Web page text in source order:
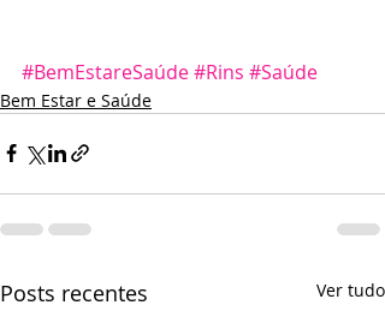
#BemEstareSaúde#Rins #Saúde
Bem Estar e Saúde
Posts recentes Ver tudo